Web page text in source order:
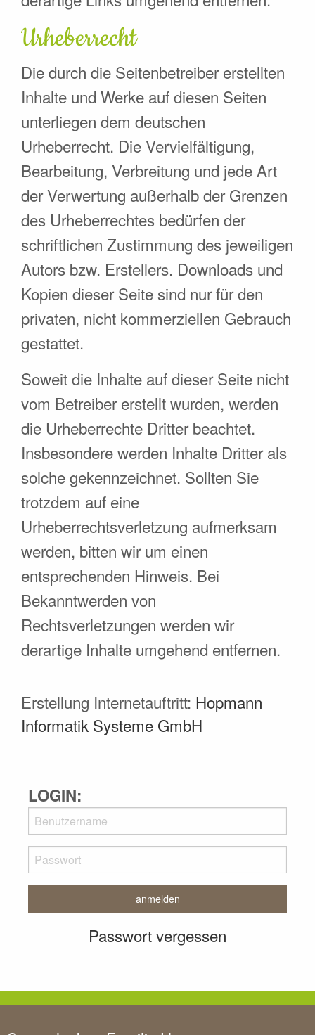
Urheberrecht
Die durch die Seitenbetreiber erstellten
Inhalte und Werke auf diesen Seiten
unterliegen dem deutschen
Urheberrecht. Die Vervielfältigung,
Bearbeitung, Verbreitung und jede Art
der Verwertung außerhalb der Grenzen
des Urheberrechtes bedürfen der
schriftlichen Zustimmung des jeweiligen
Autors bzw. Erstellers. Downloads und
Kopien dieser Seite sind nur für den
privaten, nicht kommerziellen Gebrauch
gestattet.
Soweit die Inhalte auf dieser Seite nicht
vom Betreiber erstellt wurden, werden
die Urheberrechte Dritter beachtet.
Insbesondere werden Inhalte Dritter als
solche gekennzeichnet. Sollten Sie
trotzdem auf eine
Urheberrechtsverletzung aufmerksam
werden, bitten wir um einen
entsprechenden Hinweis. Bei
Bekanntwerden von
Rechtsverletzungen werden wir
derartige Inhalte umgehend entfernen.
Erstellung Internetauftritt: Hopmann
Informatik Systeme GmbH
LOGIN:
Passwort vergessen